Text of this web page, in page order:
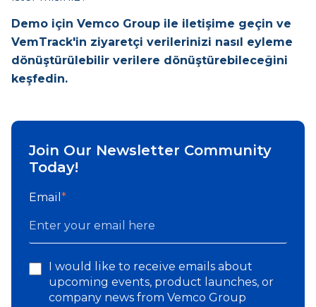
Demo için Vemco Group ile iletişime geçin ve
VemTrack'in ziyaretçi verilerinizi nasıl eyleme
dönüştürülebilir verilere dönüştürebileceğini
keşfedin.
Join Our Newsletter Community
Today!
Email *
I would like to receive emails about
upcoming events, product launches, or
company news from Vemco Group